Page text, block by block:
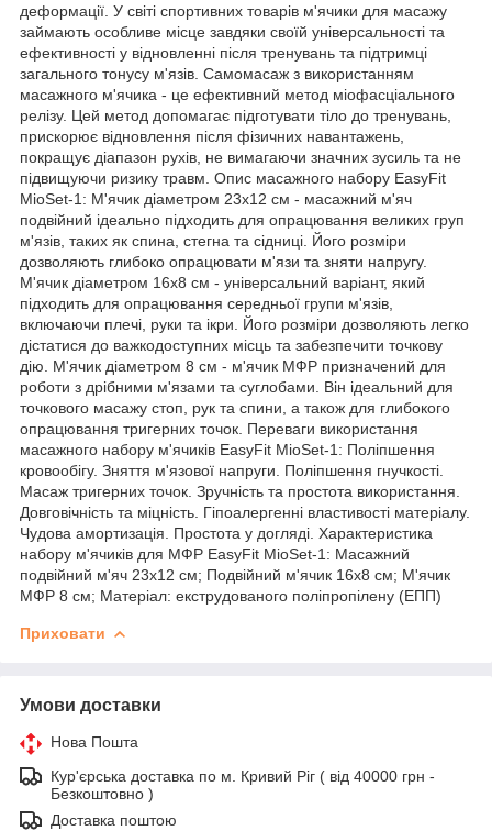
деформації. У світі спортивних товарів м'ячики для масажу
займають особливе місце завдяки своїй універсальності та
ефективності у відновленні після тренувань та підтримці
загального тонусу м'язів. Самомасаж з використанням
масажного м'ячика - це ефективний метод міофасціального
релізу. Цей метод допомагає підготувати тіло до тренувань,
прискорює відновлення після фізичних навантажень,
покращує діапазон рухів, не вимагаючи значних зусиль та не
підвищуючи ризику травм. Опис масажного набору EasyFit
MioSet-1: М'ячик діаметром 23х12 см - масажний м'яч
подвійний ідеально підходить для опрацювання великих груп
м'язів, таких як спина, стегна та сідниці. Його розміри
дозволяють глибоко опрацювати м'язи та зняти напругу.
М'ячик діаметром 16х8 см - універсальний варіант, який
підходить для опрацювання середньої групи м'язів,
включаючи плечі, руки та ікри. Його розміри дозволяють легко
дістатися до важкодоступних місць та забезпечити точкову
дію. М'ячик діаметром 8 см - м'ячик МФР призначений для
роботи з дрібними м'язами та суглобами. Він ідеальний для
точкового масажу стоп, рук та спини, а також для глибокого
опрацювання тригерних точок. Переваги використання
масажного набору м'ячиків EasyFit MioSet-1: Поліпшення
кровообігу. Зняття м'язової напруги. Поліпшення гнучкості.
Масаж тригерних точок. Зручність та простота використання.
Довговічність та міцність. Гіпоалергенні властивості матеріалу.
Чудова амортизація. Простота у догляді. Характеристика
набору м'ячиків для МФР EasyFit MioSet-1: Масажний
подвійний м'яч 23х12 см; Подвійний м'ячик 16х8 см; М'ячик
МФР 8 см; Матеріал: екструдованого поліпропілену (ЕПП)
Приховати
Умови доставки
Нова Пошта
Кур'єрська доставка по м. Кривий Ріг ( від 40000 грн -
Безкоштовно )
Доставка поштою